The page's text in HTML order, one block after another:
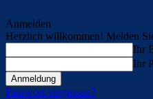
Anmelden
Herzlich willkommen! Melden
Ihr
Ihr
Passwort vergessen?